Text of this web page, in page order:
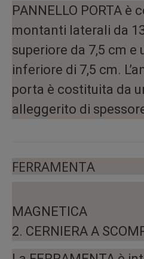
PANNELLO PORTA è
montanti laterali da
superiore da 7,5 cm
inferiore di 7,5 cm.
porta è costituita da
alleggerito di
FERRAMENTA
MAGNETICA
2. CERNIERA A